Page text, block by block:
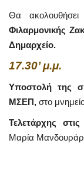
Θα ακολουθήσει
Φιλαρμονικής
Δημαρχείο.
17.30’ μ.μ.
Υποστολή της
ΜΣΕΠ, στο
Τελετάρχης
Μαρία